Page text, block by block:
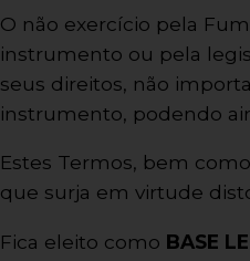
O não exercício pela
instrumento ou pela
seus direitos, não
instrumento, podendo
Estes Termos, bem
que surja em virtude
Fica eleito como BASE